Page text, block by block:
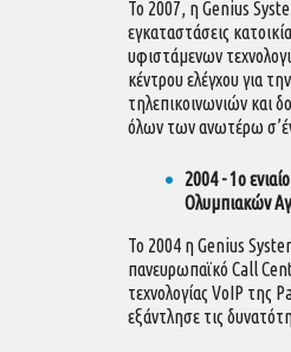
Το 2007, η Genius
εγκαταστάσεις
υφιστάμενων
κέντρου ελέγχου για
τηλεπικοινωνιών και
όλων των ανωτέρω
2004 - 1ο
Ολυμπιακών
Το 2004 η Genius
πανευρωπαϊκό Call
τεχνολογίας VoIP της
εξάντλησε τις